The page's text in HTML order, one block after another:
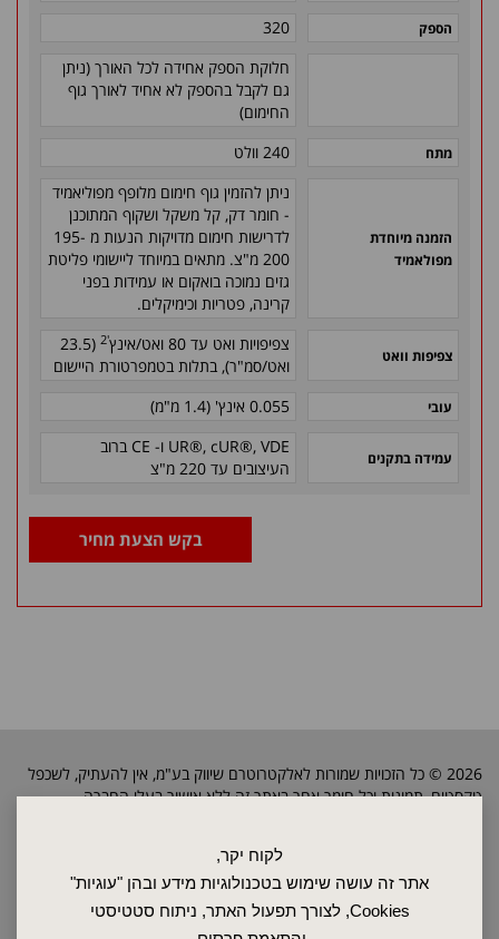
לקוח יקר,
אתר זה עושה שימוש בטכנולוגיות מידע ובהן "עוגיות"
Cookies, לצורך תפעול האתר, ניתוח סטטיסטי
הספק
320
חלוקת הספק אחידה לכל האורך (ניתן
גם לקבל בהספק לא אחיד לאורך גוף
החימום)
מתח 240 וולט
הזמנה מיוחדת
מפולאמיד
ניתן להזמין גוף חימום מלופף מפוליאמיד
- חומר דק, קל משקל ושקוף המתוכנן
לדרישות חימום מדויקות הנעות מ 195-
200 מ"צ. מתאים במיוחד ליישומי פליטת
גזים נמוכה בואקום או עמידות בפני
קרינה, פטריות וכימיקלים.
צפיפות וואט
צפיפויות ואט עד 80 ואט/אינץ '2
(23.5
ואט/סמ"ר), בתלות בטמפרטורת היישום
עובי 0.055 אינץ' (1.4 מ"מ)
עמידה בתקנים
UR®, cUR®, VDE ו- CE ברוב
העיצובים עד 220 מ"צ
בקש הצעת מחיר
2026 © כל הזכויות שמורות לאלקטרוטרם שיווק בע"מ, אין להעתיק, לשכפל
טקסטים, תמונות וכל חומר אחר באתר זה ללא אישור בעלי החברה.
שרות ותחזוקה